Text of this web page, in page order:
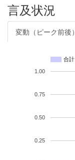
言及状況
変動（ピーク前後）
合計
0.25
0.50
0.75
1.00